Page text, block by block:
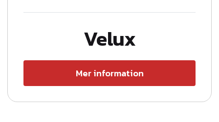
Velux
Mer information